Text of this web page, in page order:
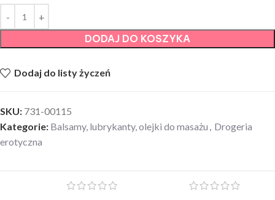
DODAJ DO KOSZYKA
Dodaj do listy życzeń
SKU: 731-00115
Kategorie: Balsamy, lubrykanty, olejki do masażu , Drogeria
erotyczna